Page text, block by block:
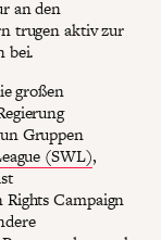
an den
trugen aktiv zur
bei.
großen
Gruppen
(SWL),
Campaign